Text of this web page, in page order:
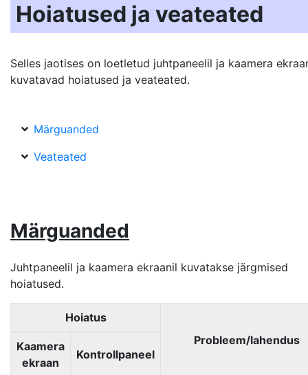
Hoiatused ja veateated
Selles jaotises on loetletud juhtpaneelil ja kaamera
kuvatavad hoiatused ja veateated.
Märguanded
Veateated
Märguanded
Juhtpaneelil ja kaamera ekraanil kuvatakse järgmised
hoiatused.
Hoiatus
Probleem/lahendus
Kaamera
ekraan
Kontrollpaneel